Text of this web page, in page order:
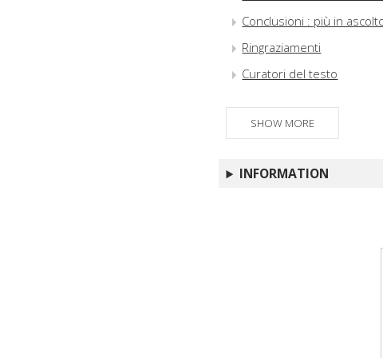
Conclusioni : più in
Ringraziamenti
Curatori del testo
SHOW MORE
INFORMATION